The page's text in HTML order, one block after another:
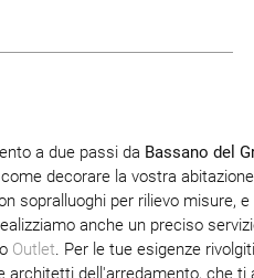
a due passi da Bassano del
decorare la vostra
sopralluoghi per rilievo misure,
anche un preciso
Outlet. Per le tue esigenze
architetti dell'arredamento, che ti